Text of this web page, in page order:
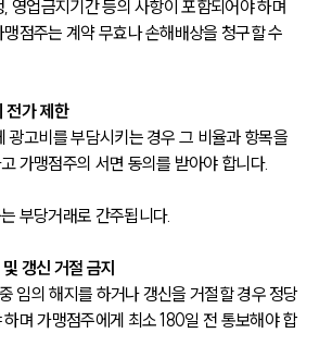
영업금지기간 등의 사항이 포함되어야 하며
점주는 계약 무효나 손해배상을 청구할 수
전가 제한
광고비를 부담시키는 경우 그 비율과 항목을
가맹점주의 서면 동의를 받아야 합니다.
부당거래로 간주됩니다.
갱신 거절 금지
임의 해지를 하거나 갱신을 거절할 경우 정당
며 가맹점주에게 최소 180일 전 통보해야 합